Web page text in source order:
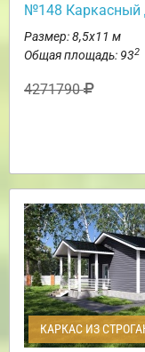
№148 Каркасный
Размер: 8,5х11 м
Общая площадь: 932
4271790
КАРКАС ИЗ